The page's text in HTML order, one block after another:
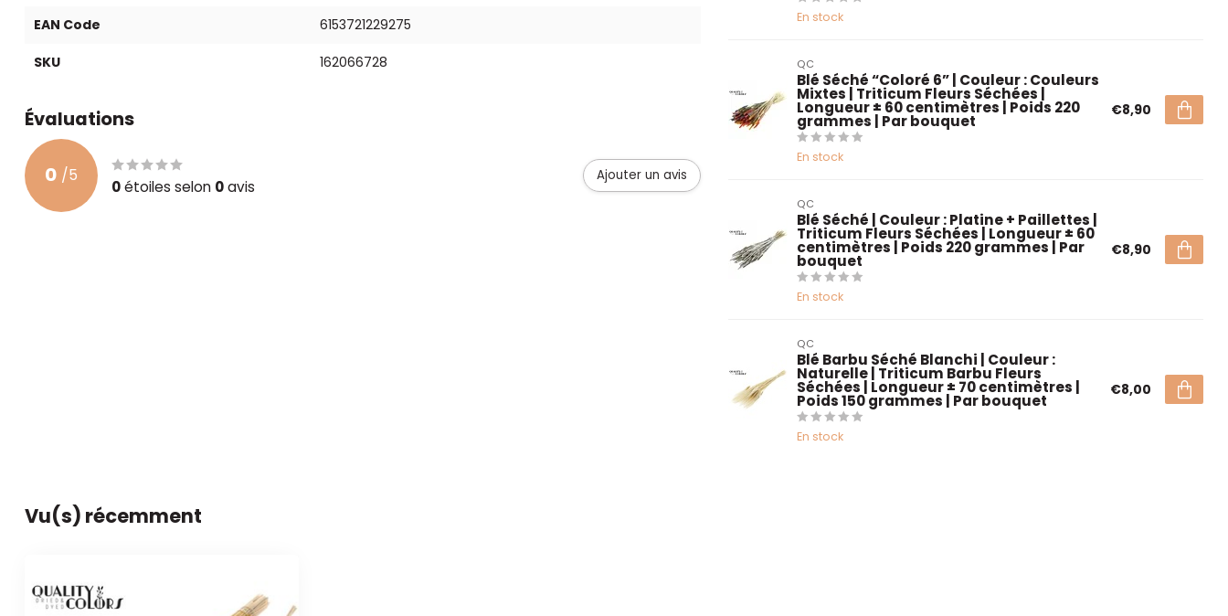
EAN Code 6153721229275
SKU 162066728
Évaluations
0 /5
0étoiles selon 0avis
Ajouter un avis
En stock
QC
Blé Séché “Coloré 6” | Couleur : Couleurs
Mixtes | Triticum Fleurs Séchées |
Longueur ± 60 centimètres | Poids 220
grammes | Par bouquet
En stock
€8,90
QC
Blé Séché | Couleur : Platine + Paillettes |
Triticum Fleurs Séchées | Longueur ± 60
centimètres | Poids 220 grammes | Par
bouquet
En stock
€8,90
QC
Blé Barbu Séché Blanchi | Couleur :
Naturelle | Triticum Barbu Fleurs
Séchées | Longueur ± 70 centimètres |
Poids 150 grammes | Par bouquet
En stock
€8,00
Vu(s) récemment